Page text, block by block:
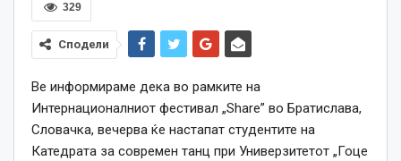
329
Сподели
Ве информираме дека во рамките на
Интернационалниот фестивал „Share” во Братислава,
Словачка, вечерва ќе настапат студентите на
Катедрата за современ танц при Универзитетот „Гоце